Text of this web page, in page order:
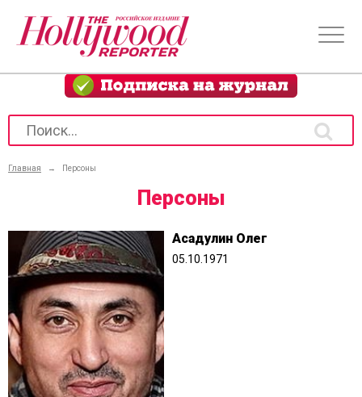
Главная → Персоны
Персоны
Асадулин Олег
05.10.1971